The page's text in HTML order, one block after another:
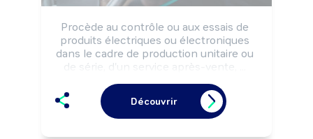
Procède au contrôle ou aux essais de
produits électriques ou électroniques
dans le cadre de production unitaire ou
de série, d'un service après-vente, ...
impératifs d'assurance-qualité.
Réalise le dépannage ou la mise en
conformité des produits.
Découvrir